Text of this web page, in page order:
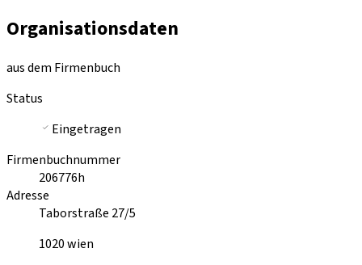
Organisationsdaten
aus dem Firmenbuch
Status
Eingetragen
Firmenbuchnummer
206776h
Adresse
Taborstraße 27/5
1020wien